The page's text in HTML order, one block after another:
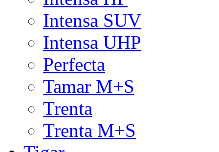
Intensa SUV
Intensa UHP
Perfecta
Tamar M+S
Trenta
Trenta M+S